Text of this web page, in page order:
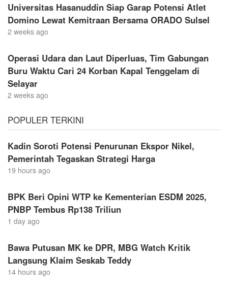
Universitas Hasanuddin Siap Garap Potensi Atlet
Domino Lewat Kemitraan Bersama ORADO Sulsel
2 weeks ago
Operasi Udara dan Laut Diperluas, Tim Gabungan
Buru Waktu Cari 24 Korban Kapal Tenggelam di
Selayar
2 weeks ago
POPULER TERKINI
Kadin Soroti Potensi Penurunan Ekspor Nikel,
Pemerintah Tegaskan Strategi Harga
19 hours ago
BPK Beri Opini WTP ke Kementerian ESDM 2025,
PNBP Tembus Rp138 Triliun
1 day ago
Bawa Putusan MK ke DPR, MBG Watch Kritik
Langsung Klaim Seskab Teddy
14 hours ago